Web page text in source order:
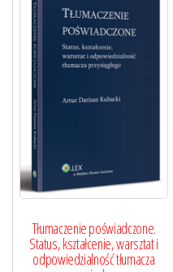
Tłumaczenie poświadczone.
Status, kształcenie, warsztat i
odpowiedzialność tłumacza